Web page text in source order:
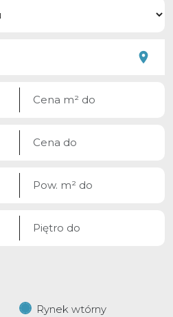
Rynek wtórny